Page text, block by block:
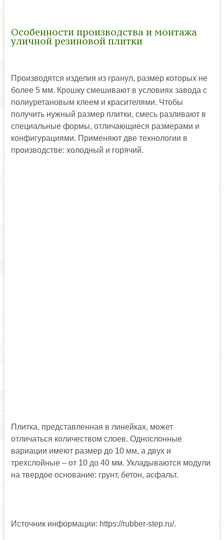
Особенности производства и монтажа
уличной резиновой плитки
Производятся изделия из гранул, размер которых не
более 5 мм. Крошку смешивают в условиях завода с
полиуретановым клеем и красителями. Чтобы
получить нужный размер плитки, смесь разливают в
специальные формы, отличающиеся размерами и
конфигурациями. Применяют две технологии в
производстве: холодный и горячий.
Плитка, представленная в линейках, может
отличаться количеством слоев. Однослонные
вариации имеют размер до 10 мм, а двух и
трехслойные – от 10 до 40 мм. Укладываются модули
на твердое основание: грунт, бетон, асфальт.
Источник информации: https://rubber-step.ru/.